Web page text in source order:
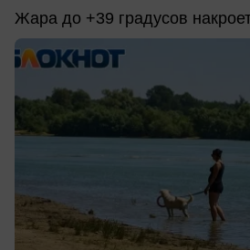
Жара до +39 градусов